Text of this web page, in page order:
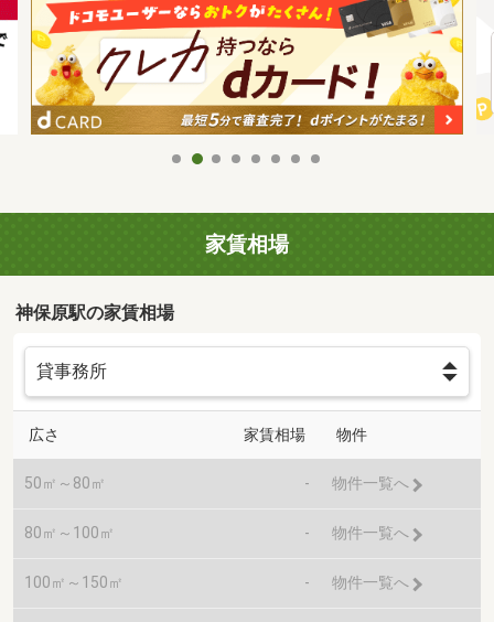
家賃相場
神保原駅の家賃相場
広さ 家賃相場 物件
50㎡～80㎡ - 物件一覧へ
80㎡～100㎡ - 物件一覧へ
100㎡～150㎡ - 物件一覧へ